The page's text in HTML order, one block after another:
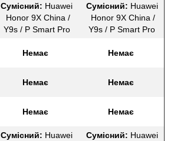
Сумісний: Huawei
Honor 9X China /
Y9s / P Smart Pro
Сумісний: Huawei
Honor 9X China /
Y9s / P Smart Pro
Немає Немає
Немає Немає
Немає Немає
Сумісний: Huawei
Сумісний: Huawei